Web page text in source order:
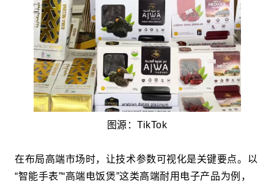
图源：TikTok
在布局高端市场时，让技术参数可视化是关键要点。以
“智能手表”“高端电饭煲”这类高端耐用电子产品为例，